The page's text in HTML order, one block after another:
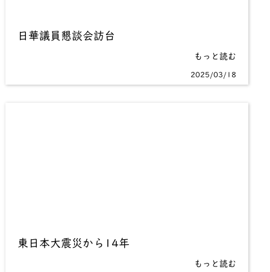
日華議員懇談会訪台
もっと読む
2025/03/18
東日本大震災から14年
もっと読む